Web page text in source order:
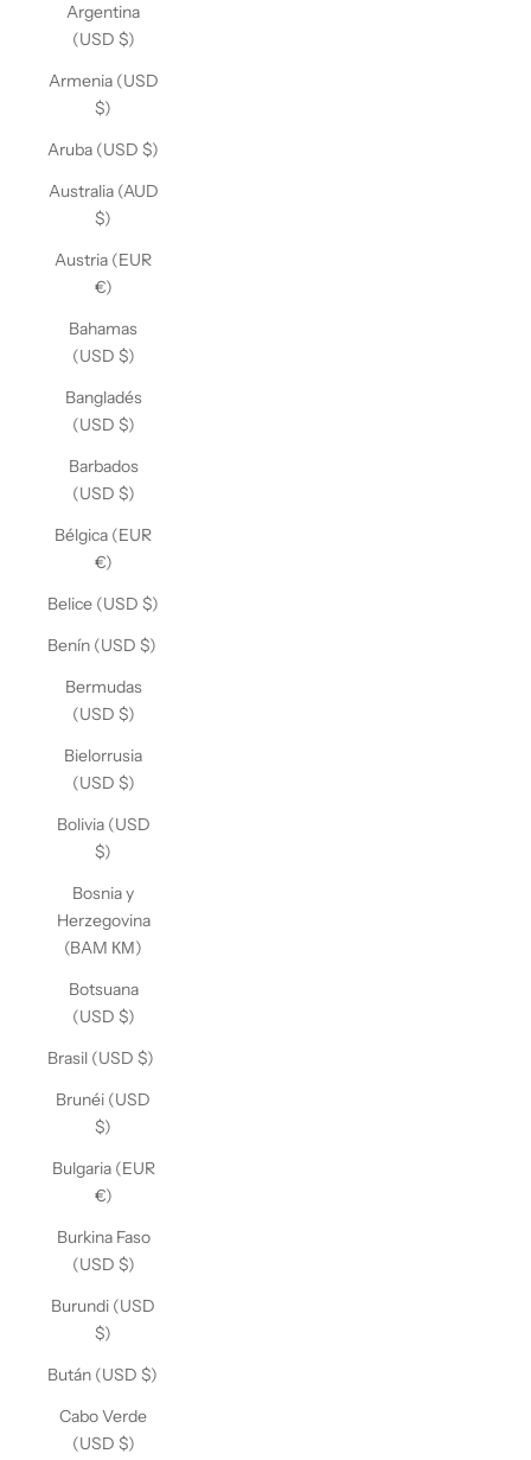
Argentina
(USD $)
Armenia (USD
$)
Aruba (USD $)
Australia (AUD
$)
Austria (EUR
€)
Bahamas
(USD $)
Bangladés
(USD $)
Barbados
(USD $)
Bélgica (EUR
€)
Belice (USD $)
Benín (USD $)
Bermudas
(USD $)
Bielorrusia
(USD $)
Bolivia (USD
$)
Bosnia y
Herzegovina
(BAM КМ)
Botsuana
(USD $)
Brasil (USD $)
Brunéi (USD
$)
Bulgaria (EUR
€)
Burkina Faso
(USD $)
Burundi (USD
$)
Bután (USD $)
Cabo Verde
(USD $)